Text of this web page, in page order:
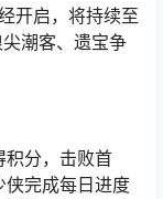
开启，将持续至
潮客、遗宝争
积分，击败首
侠完成每日进度